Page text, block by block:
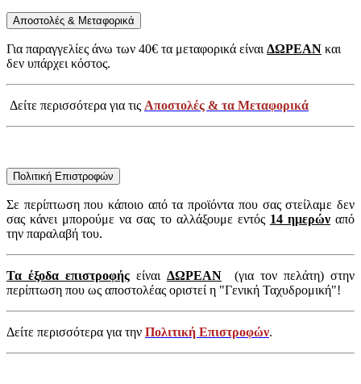
Αποστολές & Μεταφορικά
Για παραγγελίες άνω των 40€ τα μεταφορικά είναιΔΩΡΕΑΝ και
δεν υπάρχει κόστος.
Δείτε περισσότερα για τις Αποστολές & τα Μεταφορικά
Πολιτική Επιστροφών
Σε περίπτωση που κάποιο από τα προϊόντα που σας στείλαμε δεν
σας κάνει μπορούμε να σας το αλλάξουμε εντός 14 ημερώναπό
την παραλαβή του.
Τα έξοδα επιστροφής είναι ΔΩΡΕΑΝ (για τον πελάτη) στην
περίπτωση που ως αποστολέας οριστεί η "Γενική Ταχυδρομική"!
Δείτε περισσότερα για την Πολιτική Επιστροφών.